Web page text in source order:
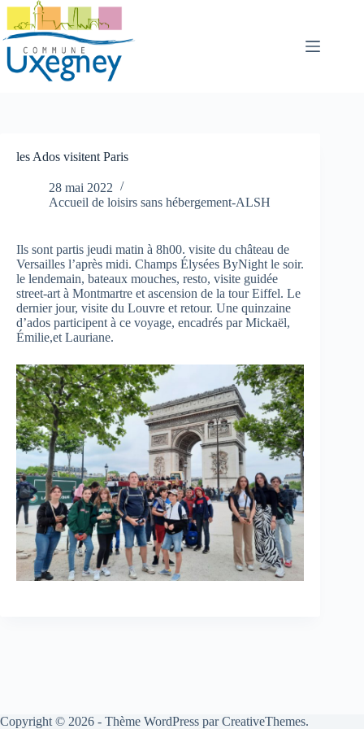
Passer
contenu
les Ados visitent Paris
28 mai 2022
Accueil de loisirs sans hébergement-ALSH
Ils sont partis jeudi matin à 8h00. visite du château de
Versailles l’après midi. Champs Élysées ByNight le soir.
le lendemain, bateaux mouches, resto, visite guidée
street-art à Montmartre et ascension de la tour Eiffel. Le
dernier jour, visite du Louvre et retour. Une quinzaine
d’ados participent à ce voyage, encadrés par Mickaël,
Émilie,et Lauriane.
Copyright © 2026 - Thème WordPress parCreativeThemes.